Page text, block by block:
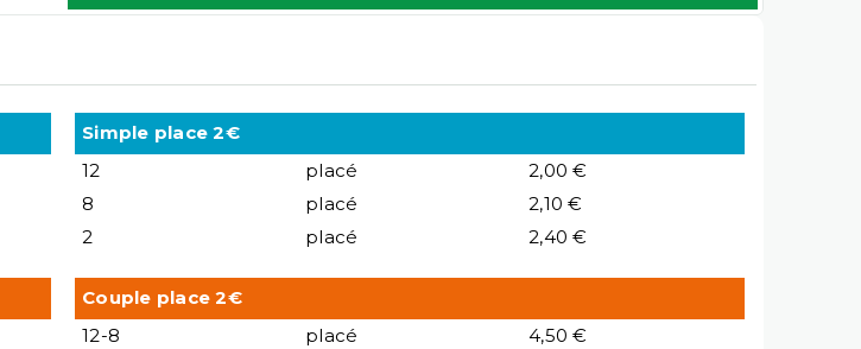
Simple place 2€
12
placé
2,00 €
8
placé
2,10 €
2
placé 2,40 €
Couple place 2€
12-8
placé
4,50 €